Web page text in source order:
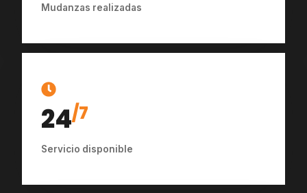
Mudanzas realizadas
24/7
Servicio disponible